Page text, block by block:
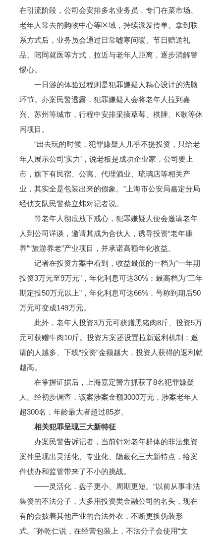
在引流阶段，公司会安排多名业务员，专门在菜市场、
老年人常去的购物中心等区域，持续派发传单。拿到联
系方式后，业务员会通过日常嘘寒问暖、节日赠送礼
品、陪同就医等方式，拉近与老年人距离，逐步消解警
惕心。
一日游的体验过程则是犯罪嫌疑人精心设计的洗脑
环节。办案民警透露，犯罪嫌疑人会将老年人拉到嘉
兴、苏州等城市，行程中安排采摘草莓、棋牌、K歌等休
闲项目。
“出去玩的时候，犯罪嫌疑人几乎不提投资，只给老
年人展示公司‘实力’，说老板是成功企业家，公司要上
市，旗下有民宿、公寓、代理酒业、琉璃店等相关产
业，其实全是包装出来的假象。”上海市公安局嘉定分局
经侦支队民警蔡立炜对记者说。
等老年人彻底放下戒心，犯罪嫌疑人便会邀请老年
人到公司详谈，邀请其成为合伙人，诱导投资“老年康
养”“旅游养老”产业项目，并承诺高额年化收益。
记者在投资方案中看到，收益最低的一档为“一年期
投资3万元至9万元”，年化利息可达30%；最高档为“三年
期定投50万元以上”，年化利息可达66%，号称到期后50
万元可变成149万元。
此外，老年人投资3万元可获赠黑猪肉8斤、投资5万
元可获赠牛肉10斤。投资方案还设置拉新返利机制：邀
请的人越多、下线“投资”金额越大，投资人获得的返利就
越高。
在掌握证据后，上海嘉定警方抓获了8名犯罪嫌疑
人。经初步调查，该案涉案金额3000万元，涉案老年人
超300名，年龄最大者超过85岁。
相关犯罪呈现三大新特征
办案民警告诉记者，当前针对老年群体的非法集资
案件呈现出灵活化、专业化、隐蔽化三大新特点，给案
件侦办和监管带来了不小的挑战。
——灵活化，盘子更小、周期更短。“以前从事非法
集资的不法分子，大多用投资类金融公司的名头，现在
有的会披着其他产业的合法外衣，不断更换伪装形
式。”孙乾仁说，在经营包装上，不法分子会使用“文